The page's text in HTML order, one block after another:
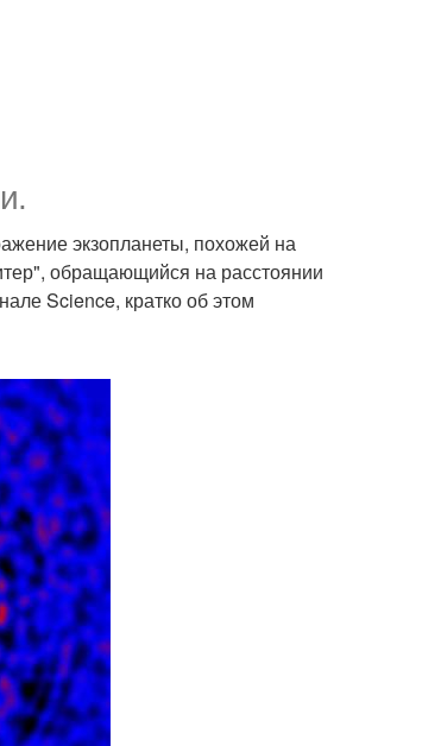
экзопланеты, похожей на
обращающийся на расстоянии
Science, кратко об этом